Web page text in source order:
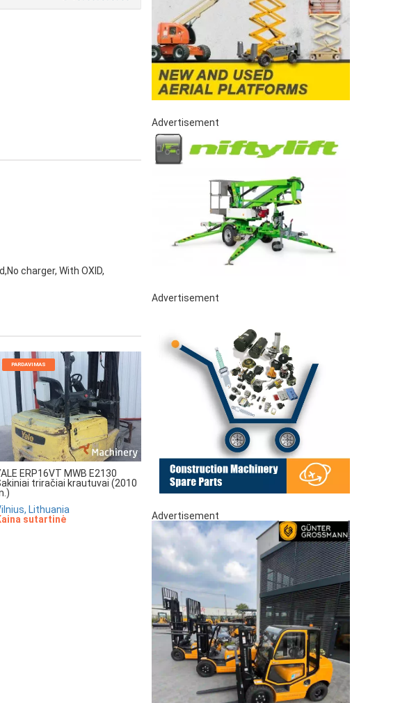
charger, With OXID,
PARDAVIMAS
ERP16VT MWB E2130
triračiai krautuvai (2010
Lithuania
sutartinė
Advertisement
Advertisement
Advertisement